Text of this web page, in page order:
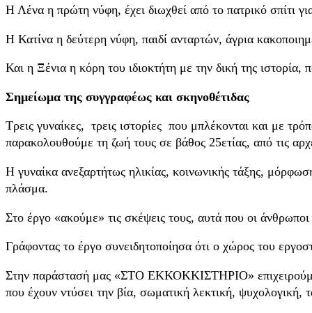
Η Λένα η πρώτη νύφη, έχει διωχθεί από το πατρικό σπίτι
Η Κατίνα η δεύτερη νύφη, παιδί ανταρτών, άγρια
Και η Ξένια η κόρη του ιδιοκτήτη με την δική της ιστορία,
Σημείωμα της συγγραφέως και σκηνοθέτιδας
Τρεις γυναίκες, τρεις ιστορίες που μπλέκονται και με
παρακολουθούμε τη ζωή τους σε βάθος 25ετίας, από τις
Η γυναίκα ανεξαρτήτως ηλικίας, κοινωνικής τάξης,
πλάσμα.
Στο έργο «ακούμε» τις σκέψεις τους, αυτά που οι
Γράφοντας το έργο συνειδητοποίησα ότι ο χώρος του
Στην παράστασή μας «ΣΤΟ ΕΚΚΟΚΚΙΣΤΗΡΙΟ» επιχειρούμε
που έχουν ντύσει την βία, σωματική λεκτική, ψυχολογική,